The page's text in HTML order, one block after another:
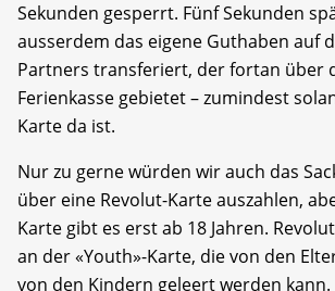
Sekunden gesperrt. Fünf Sekunden
ausserdem das eigene Guthaben auf
Partners transferiert, der fortan über
Ferienkasse gebietet – zumindest
Karte da ist.
Nur zu gerne würden wir auch das
über eine Revolut-Karte auszahlen,
Karte gibt es erst ab 18 Jahren.
an der «Youth»-Karte, die von den
von den Kindern geleert werden